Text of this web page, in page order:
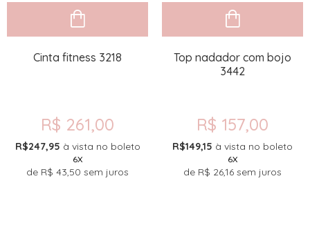
Cinta fitness 3218
R$ 261,00
R$247,95 à vista no boleto
6X
de R$ 43,50 sem juros
Top nadador com bojo
3442
R$ 157,00
R$149,15 à vista no boleto
6X
de R$ 26,16 sem juros